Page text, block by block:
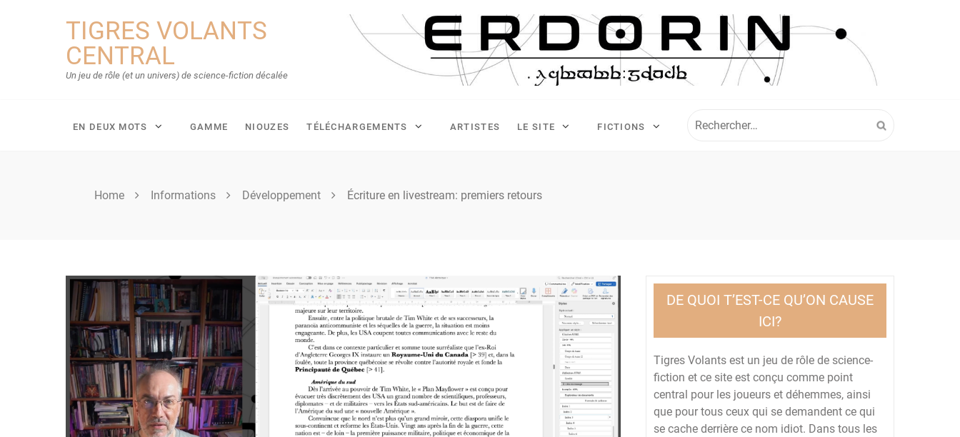
TIGRES VOLANTS
CENTRAL
Un jeu de rôle (et un univers) de science-fiction décalée
EN DEUX MOTS GAMME NIOUZES TÉLÉCHARGEMENTS ARTISTES LE SITE FICTIONS
Home Informations Développement Écriture en livestream: premiers retours
DE QUOI T’EST-CE QU’ON CAUSE
ICI?
Tigres Volants est un jeu de rôle de science-
fiction et ce site est conçu comme point
central pour les joueurs et déhemmes, ainsi
que pour tous ceux qui se demandent ce qui
se cache derrière ce nom idiot. Dans tous les